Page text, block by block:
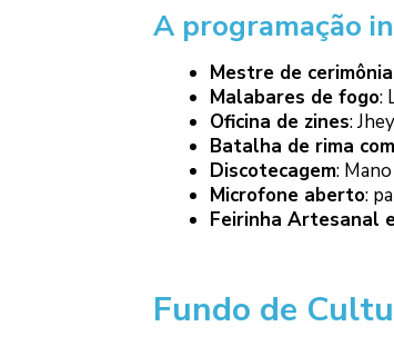
A programação
Mestre de
Malabares de fogo:
Oficina de zines:
Batalha de rima
Discotecagem:
Microfone aberto:
Feirinha Artesanal
Fundo de